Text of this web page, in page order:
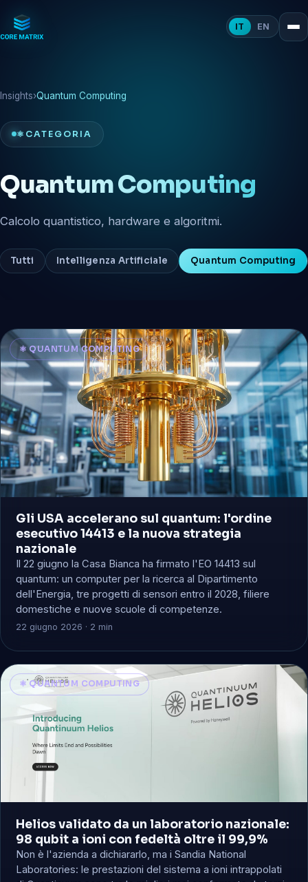
IT EN
Insights›Quantum Computing
⚛️ CATEGORIA
Quantum Computing
Calcolo quantistico, hardware e algoritmi.
Tutti Intelligenza Artificiale Quantum Computing
⚛️ QUANTUM COMPUTING
Gli USA accelerano sul quantum: l'ordine
esecutivo 14413 e la nuova strategia
nazionale
Il 22 giugno la Casa Bianca ha firmato l'EO 14413 sul
quantum: un computer per la ricerca al Dipartimento
dell'Energia, tre progetti di sensori entro il 2028, filiere
domestiche e nuove scuole di competenze.
22 giugno 2026 · 2 min
⚛️ QUANTUM COMPUTING
Helios validato da un laboratorio nazionale:
98 qubit a ioni con fedeltà oltre il 99,9%
Non è l'azienda a dichiararlo, ma i Sandia National
Laboratories: le prestazioni del sistema a ioni intrappolati